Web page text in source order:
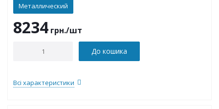
Металлический
8234 грн./шт
До кошика
Всі характеристики